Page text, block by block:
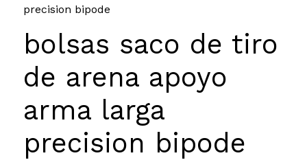
precision bipode
bolsas saco de tiro
de arena apoyo
arma larga
precision bipode